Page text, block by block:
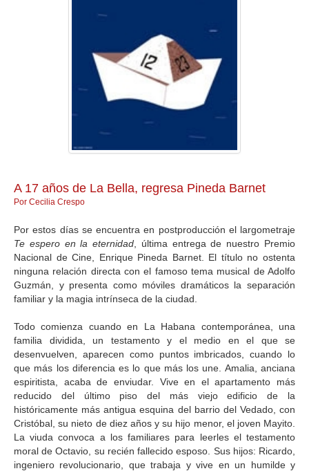
A 17 años de La Bella, regresa Pineda Barnet
Por Cecilia Crespo
Por estos días se encuentra en postproducción el largometraje
Te espero en la eternidad , última entrega de nuestro Premio
Nacional de Cine, Enrique Pineda Barnet. El título no ostenta
ninguna relación directa con el famoso tema musical de Adolfo
Guzmán, y presenta como móviles dramáticos la separación
familiar y la magia intrínseca de la ciudad.
Todo comienza cuando en La Habana contemporánea, una
familia dividida, un testamento y el medio en el que se
desenvuelven, aparecen como puntos imbricados, cuando lo
que más los diferencia es lo que más los une. Amalia, anciana
espiritista, acaba de enviudar. Vive en el apartamento más
reducido del último piso del más viejo edificio de la
históricamente más antigua esquina del barrio del Vedado, con
Cristóbal, su nieto de diez años y su hijo menor, el joven Mayito.
La viuda convoca a los familiares para leerles el testamento
moral de Octavio, su recién fallecido esposo. Sus hijos: Ricardo,
ingeniero revolucionario, que trabaja y vive en un humilde y